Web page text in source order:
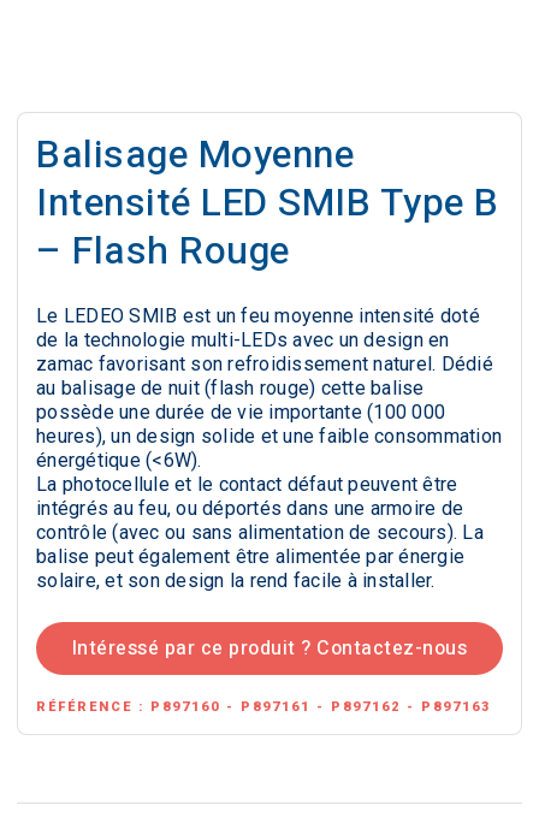
Balisage Moyenne
Intensité LED SMIB Type B
– Flash Rouge
Le LEDEO SMIB est un feu moyenne intensité doté
de la technologie multi-LEDs avec un design en
zamac favorisant son refroidissement naturel. Dédié
au balisage de nuit (flash rouge) cette balise
possède une durée de vie importante (100 000
heures), un design solide et une faible consommation
énergétique (<6W).
La photocellule et le contact défaut peuvent être
intégrés au feu, ou déportés dans une armoire de
contrôle (avec ou sans alimentation de secours). La
balise peut également être alimentée par énergie
solaire, et son design la rend facile à installer.
Intéressé par ce produit ? Contactez-nous
RÉFÉRENCE : P897160 - P897161 - P897162 - P897163